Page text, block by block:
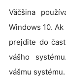
Väčšina
Windows 10.
prejdite do
vášho
vášmu systému.